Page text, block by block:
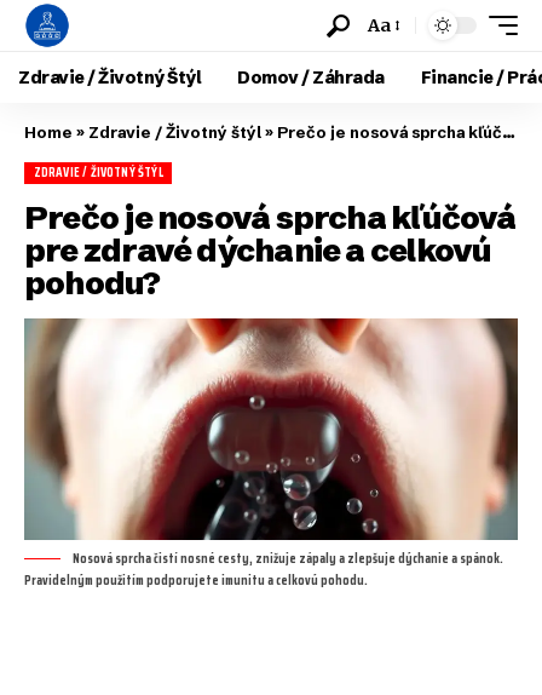
Aa
Zdravie / Životný Štýl Domov / Záhrada Financie /
Home » Zdravie / Životný štýl» Prečo je nosová sprcha kľúčová pre zdravé dýchanie a celkovú pohodu?
ZDRAVIE / ŽIVOTNÝ ŠTÝL
Prečo je nosová sprcha kľúčová
pre zdravé dýchanie a celkovú
pohodu?
Nosová sprcha čistí nosné cesty, znižuje zápaly a zlepšuje dýchanie a spánok.
Pravidelným použitím podporujete imunitu a celkovú pohodu.